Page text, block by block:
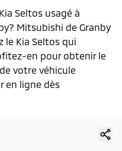
Seltos usagé à
Mitsubishi de Granby
le Kia Seltos qui
en pour obtenir le
votre véhicule
en ligne dès